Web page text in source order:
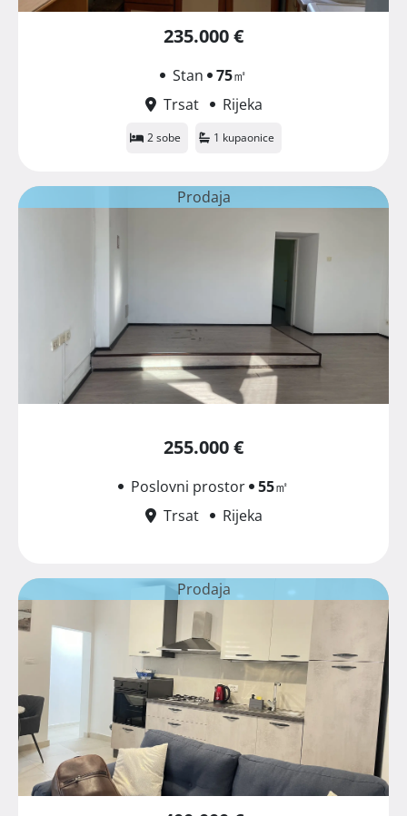
235.000 €
Stan 75㎡
Trsat
Rijeka
2 sobe 1 kupaonice
Prodaja
255.000 €
Poslovni prostor 55㎡
Trsat
Rijeka
Prodaja